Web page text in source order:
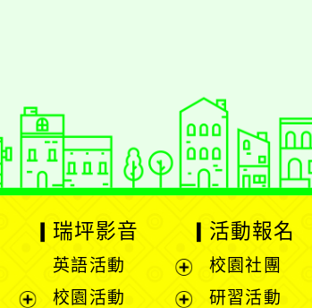
瑞坪影音
英語活動
展
校園活動
活動報名
校園社團
研習活動